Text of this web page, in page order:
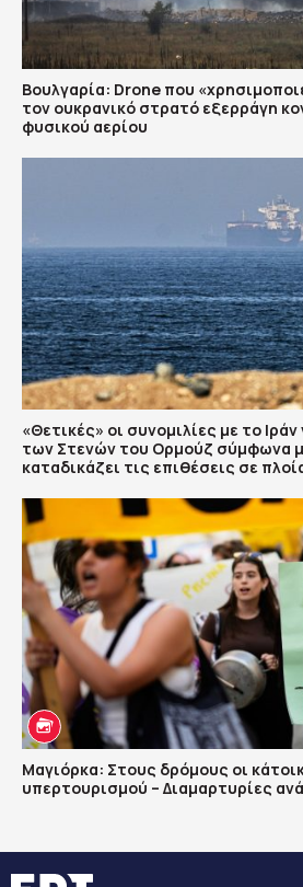
Βουλγαρία: Drone που
τον ουκρανικό στρατό εξερράγη
φυσικού αερίου
«Θετικές» οι συνομιλίες με το Ιράν
των Στενών του Ορμούζ σύμφωνα
καταδικάζει τις επιθέσεις σε
Μαγιόρκα: Στους δρόμους οι
υπερτουρισμού – Διαμαρτυρίες